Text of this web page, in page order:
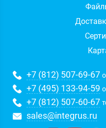
+7 (812) 507-69-67
+7 (495) 133-94-59
+7 (812) 507-60-67
sales@integrus.ru